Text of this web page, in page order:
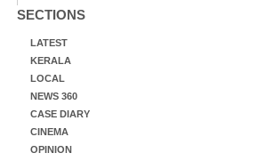
SECTIONS
LATEST
KERALA
LOCAL
NEWS 360
CASE DIARY
CINEMA
OPINION